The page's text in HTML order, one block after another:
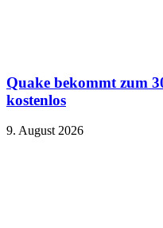
Quake bekommt zum
kostenlos
9. August 2026